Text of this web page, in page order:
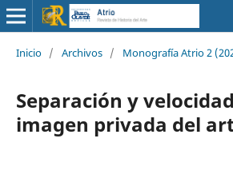
Inicio / Archivos / Monografía Atrio 2
Separación y
imagen privada del